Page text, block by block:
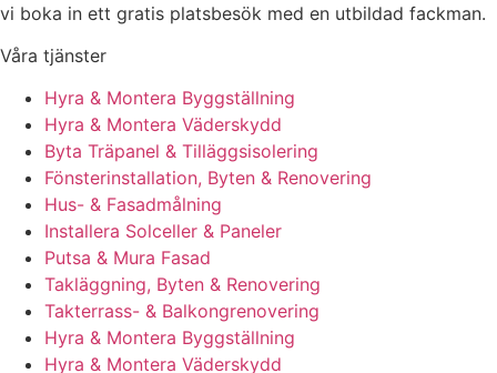
vi boka in ett gratis platsbesök med en utbildad fackman.
Våra tjänster
Hyra & Montera Byggställning
Hyra & Montera Väderskydd
Byta Träpanel & Tilläggsisolering
Fönsterinstallation, Byten & Renovering
Hus- & Fasadmålning
Installera Solceller & Paneler
Putsa & Mura Fasad
Takläggning, Byten & Renovering
Takterrass- & Balkongrenovering
Hyra & Montera Byggställning
Hyra & Montera Väderskydd